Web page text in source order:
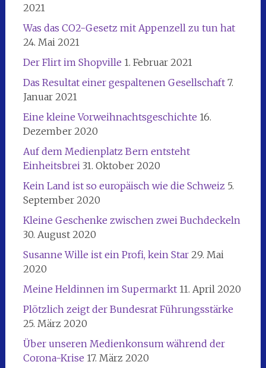
2021
Was das CO2-Gesetz mit Appenzell zu tun hat
24. Mai 2021
Der Flirt im Shopville 1. Februar 2021
Das Resultat einer gespaltenen Gesellschaft 7.
Januar 2021
Eine kleine Vorweihnachtsgeschichte 16.
Dezember 2020
Auf dem Medienplatz Bern entsteht
Einheitsbrei 31. Oktober 2020
Kein Land ist so europäisch wie die Schweiz 5.
September 2020
Kleine Geschenke zwischen zwei Buchdeckeln
30. August 2020
Susanne Wille ist ein Profi, kein Star 29. Mai
2020
Meine Heldinnen im Supermarkt 11. April 2020
Plötzlich zeigt der Bundesrat Führungsstärke
25. März 2020
Über unseren Medienkonsum während der
Corona-Krise 17. März 2020